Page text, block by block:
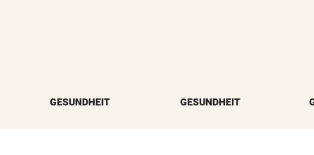
GESUNDHEIT GESUNDHEIT